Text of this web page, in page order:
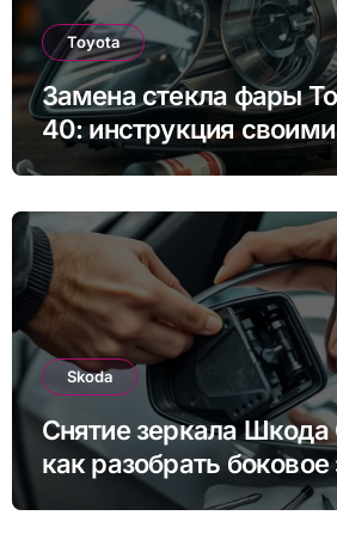
Toyota
Замена стекла фары
40: инструкция
Skoda
Снятие зеркала Шкода
как разобрать боковое
снять зеркальный